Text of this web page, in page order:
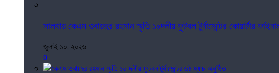
সালথায় কেএম ওবায়দুর রহমান স্মৃতি ১০দলীয় ফুটবল টুর্নামেন্টের কোয়ার্টার
জুলাই ১০, ২০২৬
0